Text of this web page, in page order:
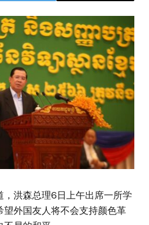
，洪森总理6日上午出席一所学
望外国友人将不会支持颜色革